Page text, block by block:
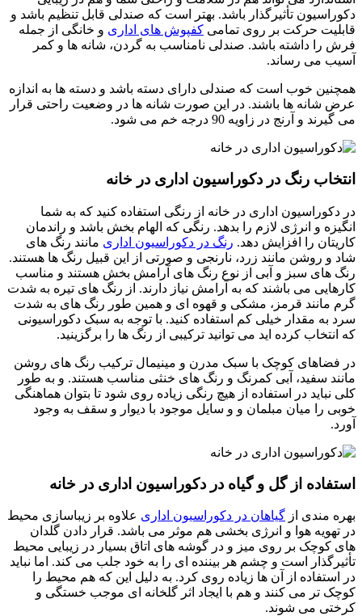
دکوراسیون تأثیرگذار باشد. بهتر است که صندلی قابل تنظیم باشد و
قابلیت حرکت بر روی تمامی کفپوش های اداری و خانگی از جمله
فرش را داشته باشد. صندلی نامناسب به گردن، شانه ها و کمر
آسیب می رساند.
همچنین خوب است که صندلی دارای دسته باشد و دسته ها به اندازه
عرض شانه ها باشند. در این صورت شانه ها در وضعیت راحتی قرار
می گیرند و آرنج در زاویه 90 درجه خم می شود.
انتخاب رنگ در دکوراسیون اداری در خانه
در دکوراسیون اداری در خانه از رنگی استفاده کنید که به شما
انگیزه و انرژی لازم را بدهد. رنگی که الهام بخش باشد و راندمان
کاریتان را افزایش دهد. رنگ در دکوراسیون اداری مانند رنگ های
شاد و روشن مانند زرد، نارنجی و صورتی از این قبیل رنگ ها هستند.
رنگ های سبز و آبی از نوع رنگ های آرامش بخش هستند و مناسب
کارهایی می باشند که به آرامش نیاز دارند. از رنگ های تیره به شدت
گرم مانند قرمز، مشکی و قهوه ای و همین طور رنگ های به شدت
سرد به مقدار خیلی کم استفاده کنید. با توجه به سبک دکوراسیونی
که انتخاب کرده اید می توانید ترکیبی از رنگ ها را برگزینید.
در فضاهای کوچک با سبک مدرن و مینیمال ترکیب رنگ های روشن
مانند سفید، آبی کمرنگ و رنگ های خنثی مناسب هستند. و به طور
کلی نباید در استفاده از هیچ رنگی زیاده روی شود تا بتوان هماهنگی
خوبی را میان مبلمان و و سایل موجود با دیوار و سقف به وجود
آورد.
استفاده از گل و گیاه در دکوراسیون اداری در خانه
بهره مندی از گیاهان در دکوراسیون اداری علاوه بر زیباسازی محیط
در تهویه هوا و انرژی بخشی هم موثر می باشد. قرار دادن گلدان
های کوچک بر روی میز و در گوشه های اتاق بسیار در زیبایی محیط
تأثیرگذار است و چشم هر بیننده ای را به خود جلب می کند. اما نباید
در استفاده از آن ها زیاده روی کرد. به دلیل این که هم محیط را
کوچک تر می کنند و هم با ایجاد اثر گلخانه ای موجب خستگی و
کرختی می شوند.